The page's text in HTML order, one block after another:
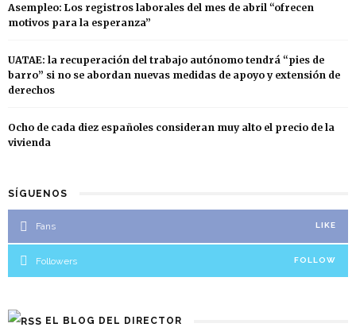
Asempleo: Los registros laborales del mes de abril “ofrecen
motivos para la esperanza”
UATAE: la recuperación del trabajo autónomo tendrá “pies de
barro” si no se abordan nuevas medidas de apoyo y extensión de
derechos
Ocho de cada diez españoles consideran muy alto el precio de la
vivienda
SÍGUENOS
Fans LIKE
Followers FOLLOW
EL BLOG DEL DIRECTOR